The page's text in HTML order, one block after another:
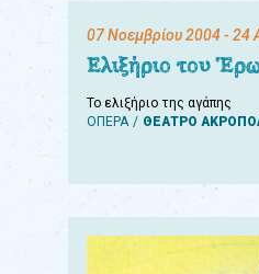
07 Νοεμβρίου 2004- 24
Ελιξήριο του
Το ελιξήριο της αγάπης
ΟΠΕΡΑ
ΘΕΑΤΡΟ
Παιχνίδια
Παρακολούθηση
παραγγελίας